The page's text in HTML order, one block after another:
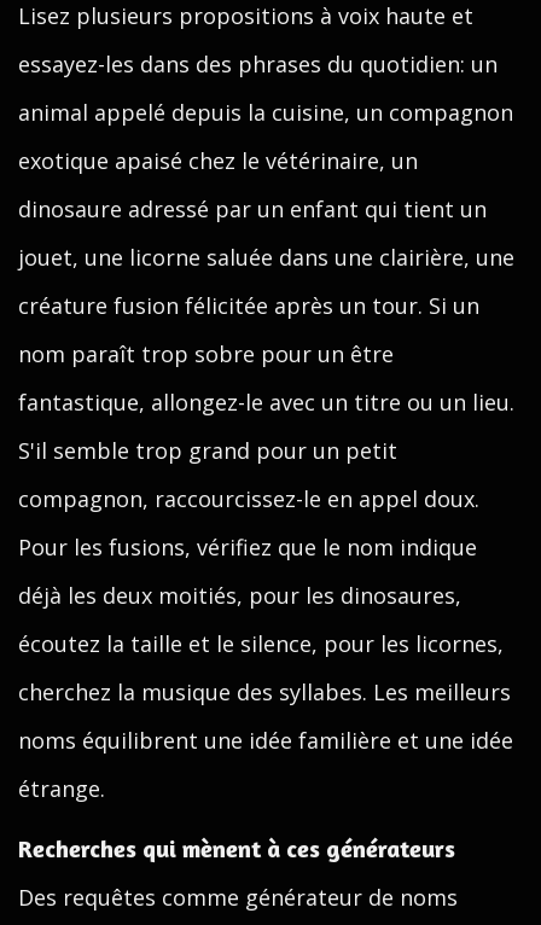
Lisez plusieurs propositions à voix haute et
essayez-les dans des phrases du quotidien: un
animal appelé depuis la cuisine, un compagnon
exotique apaisé chez le vétérinaire, un
dinosaure adressé par un enfant qui tient un
jouet, une licorne saluée dans une clairière, une
créature fusion félicitée après un tour. Si un
nom paraît trop sobre pour un être
fantastique, allongez-le avec un titre ou un lieu.
S'il semble trop grand pour un petit
compagnon, raccourcissez-le en appel doux.
Pour les fusions, vérifiez que le nom indique
déjà les deux moitiés, pour les dinosaures,
écoutez la taille et le silence, pour les licornes,
cherchez la musique des syllabes. Les meilleurs
noms équilibrent une idée familière et une idée
étrange.
Recherches qui mènent à ces générateurs
Des requêtes comme générateur de noms